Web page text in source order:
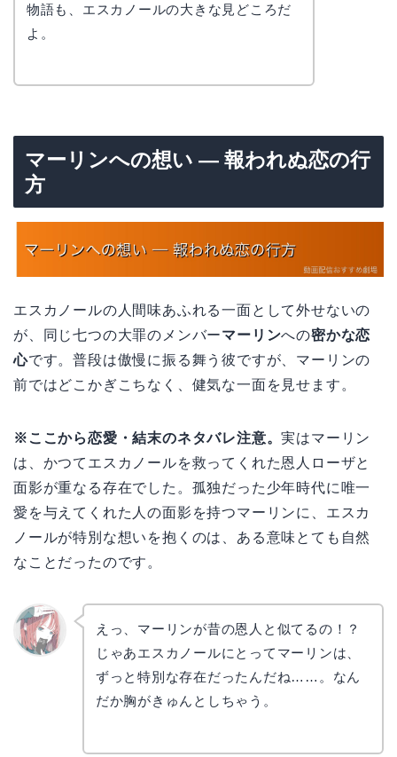
物語も、エスカノールの大きな見どころだ
よ。
マーリンへの想い — 報われぬ恋の行
方
エスカノールの人間味あふれる一面として外せないの
が、同じ七つの大罪のメンバーマーリンへの密かな恋
心です。普段は傲慢に振る舞う彼ですが、マーリンの
前ではどこかぎこちなく、健気な一面を見せます。
※ここから恋愛・結末のネタバレ注意。実はマーリン
は、かつてエスカノールを救ってくれた恩人ローザと
面影が重なる存在でした。孤独だった少年時代に唯一
愛を与えてくれた人の面影を持つマーリンに、エスカ
ノールが特別な想いを抱くのは、ある意味とても自然
なことだったのです。
えっ、マーリンが昔の恩人と似てるの！？
じゃあエスカノールにとってマーリンは、
ずっと特別な存在だったんだね……。なん
だか胸がきゅんとしちゃう。